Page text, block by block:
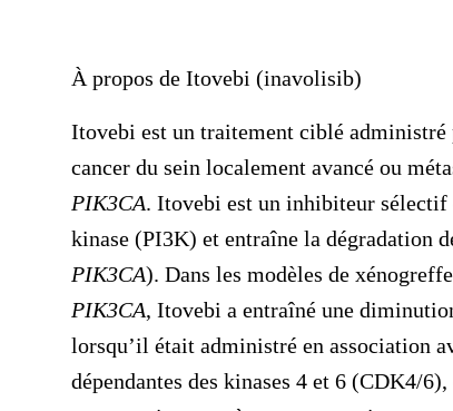
À propos de Itovebi (inavolisib)
Itovebi est un traitement ciblé administré
cancer du sein localement avancé ou
PIK3CA. Itovebi est un inhibiteur
kinase (PI3K) et entraîne la dégradation
PIK3CA). Dans les modèles de
PIK3CA, Itovebi a entraîné une
lorsqu’il était administré en association
dépendantes des kinases 4 et 6 (CDK4/